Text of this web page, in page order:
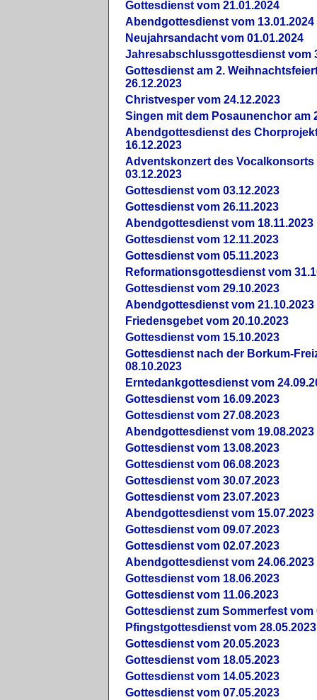
Gottesdienst vom 21.01.2024
Abendgottesdienst vom 13.01.2024
Neujahrsandacht vom 01.01.2024
Jahresabschlussgottesdienst vom
Gottesdienst am 2.
26.12.2023
Christvesper vom 24.12.2023
Singen mit dem Posaunenchor am
Abendgottesdienst des
16.12.2023
Adventskonzert des Vocalkonsorts
03.12.2023
Gottesdienst vom 03.12.2023
Gottesdienst vom 26.11.2023
Abendgottesdienst vom 18.11.2023
Gottesdienst vom 12.11.2023
Gottesdienst vom 05.11.2023
Reformationsgottesdienst vom
Gottesdienst vom 29.10.2023
Abendgottesdienst vom 21.10.2023
Friedensgebet vom 20.10.2023
Gottesdienst vom 15.10.2023
Gottesdienst nach der Borkum-
08.10.2023
Erntedankgottesdienst vom
Gottesdienst vom 16.09.2023
Gottesdienst vom 27.08.2023
Abendgottesdienst vom 19.08.2023
Gottesdienst vom 13.08.2023
Gottesdienst vom 06.08.2023
Gottesdienst vom 30.07.2023
Gottesdienst vom 23.07.2023
Abendgottesdienst vom 15.07.2023
Gottesdienst vom 09.07.2023
Gottesdienst vom 02.07.2023
Abendgottesdienst vom 24.06.2023
Gottesdienst vom 18.06.2023
Gottesdienst vom 11.06.2023
Gottesdienst zum Sommerfest vom
Pfingstgottesdienst vom 28.05.2023
Gottesdienst vom 20.05.2023
Gottesdienst vom 18.05.2023
Gottesdienst vom 14.05.2023
Gottesdienst vom 07.05.2023